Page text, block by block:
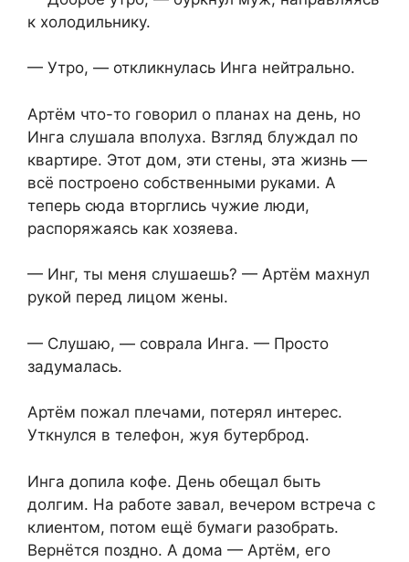
к холодильнику.
— Утро, — откликнулась Инга нейтрально.
Артём что-то говорил о планах на день, но
Инга слушала вполуха. Взгляд блуждал по
квартире. Этот дом, эти стены, эта жизнь —
всё построено собственными руками. А
теперь сюда вторглись чужие люди,
распоряжаясь как хозяева.
— Инг, ты меня слушаешь? — Артём махнул
рукой перед лицом жены.
— Слушаю, — соврала Инга. — Просто
задумалась.
Артём пожал плечами, потерял интерес.
Уткнулся в телефон, жуя бутерброд.
Инга допила кофе. День обещал быть
долгим. На работе завал, вечером встреча с
клиентом, потом ещё бумаги разобрать.
Вернётся поздно. А дома — Артём, его